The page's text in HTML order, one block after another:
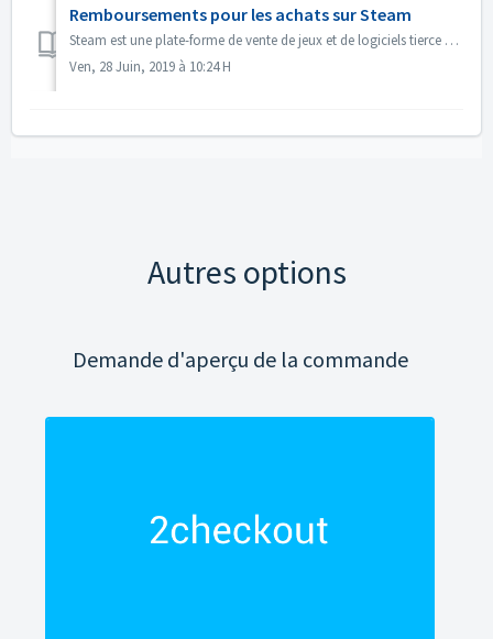
Remboursements pour les achats sur Steam
Steam est une plate-forme de vente de jeux et de logiciels tierce partie de la société Valve. Habituellement, vous pouvez obtenir un remboursement pour tout...
Ven, 28 Juin, 2019 à 10:24 H
Autres options
Demande d'aperçu de la commande